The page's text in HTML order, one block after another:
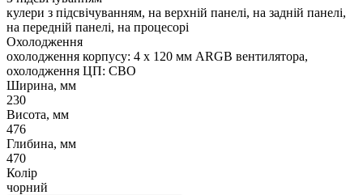
кулери з підсвічуванням, на верхній панелі, на задній панелі,
на передній панелі, на процесорі
Охолодження
охолодження корпусу: 4 x 120 мм ARGB вентилятора,
охолодження ЦП: СВО
Ширина, мм
230
Висота, мм
476
Глибина, мм
470
Колір
чорний